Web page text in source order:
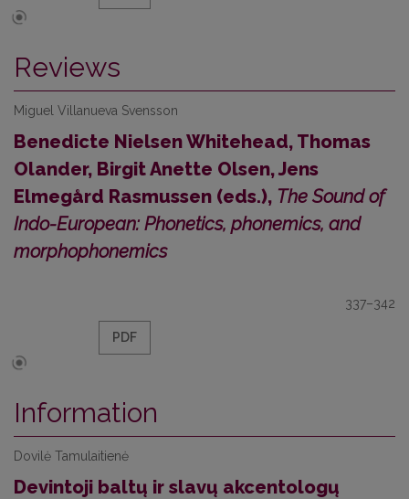
Reviews
Miguel Villanueva Svensson
Benedicte Nielsen Whitehead, Thomas
Olander, Birgit Anette Olsen, Jens
Elmegård Rasmussen (eds.), The Sound of
Indo-European: Phonetics, phonemics, and
morphophonemics
337–342
PDF
Information
Dovilė Tamulaitienė
Devintoji baltų ir slavų akcentologų